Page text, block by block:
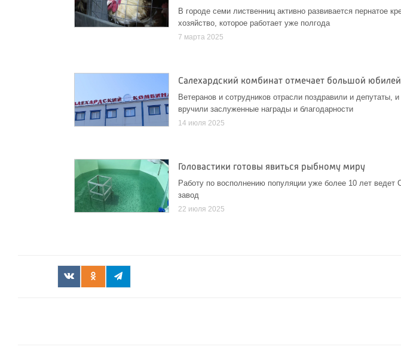
В городе семи лиственниц активно развивается пернатое
хозяйство, которое работает уже полгода
7 марта 2025
Салехардский комбинат отмечает большой юбилей
Ветеранов и сотрудников отрасли поздравили и депутаты,
вручили заслуженные награды и благодарности
14 июля 2025
Головастики готовы явиться рыбному миру
Работу по восполнению популяции уже более 10 лет ведет
завод
22 июля 2025